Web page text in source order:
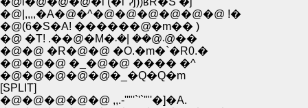
�@|,,,,�A�@�^�@�@�@�@�@�@ !�
�@(6�S�A! ������@�m�� )
�@ �T! .��@�M�܁@�� |�܁@��
�@�@ �R�@�@ �O.�m�`�R0.�
�@�@�@ �_�@�@ ���� �^
�@�@�@�@�@�_�Q�Q�m
[SPLIT]
�@�@�@�@�@ ,,.-''"'`'`'"'�]�A.